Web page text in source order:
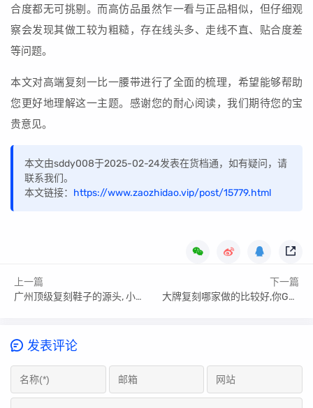
合度都无可挑剔。而高仿品虽然乍一看与正品相似，但仔细观
察会发现其做工较为粗糙，存在线头多、走线不直、贴合度差
等问题。
本文对高端复刻一比一腰带进行了全面的梳理，希望能够帮助
您更好地理解这一主题。感谢您的耐心阅读，我们期待您的宝
贵意见。
本文由sddy008于2025-02-24发表在货档通，如有疑问，请
联系我们。
本文链接： https://www.zaozhidao.vip/post/15779.html
上一篇
广州顶级复刻鞋子的源头, 小白选购窍门
下一篇
大牌复刻哪家做的比较好,你Get√到了吗？
发表评论